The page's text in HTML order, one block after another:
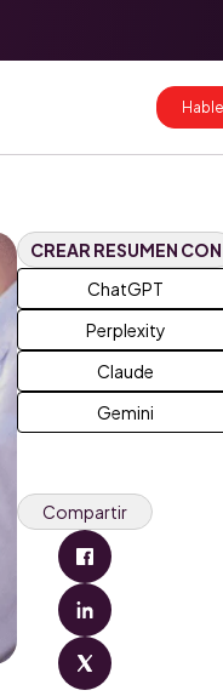
datos a
HubSpot:
hacerlo sin
perder
Colombia y
México
CREAR RESUMEN CON
ChatGPT
Perplexity
Claude
Gemini
Compartir